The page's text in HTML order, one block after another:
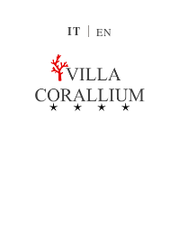
IT EN